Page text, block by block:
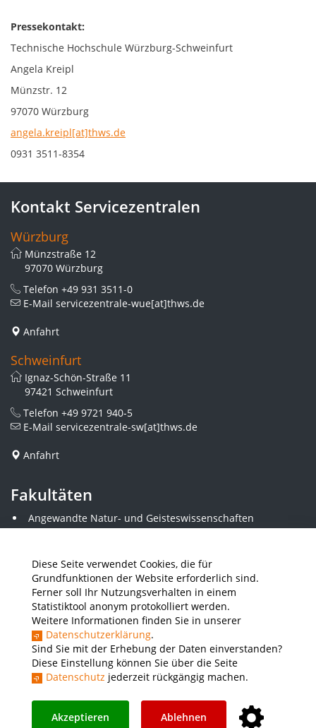
Diese Seite verwendet Cookies, die für
Grundfunktionen der Website erforderlich sind.
Ferner soll Ihr Nutzungsverhalten in einem
Statistiktool anonym protokolliert werden.
Weitere Informationen finden Sie in unserer
Datenschutzerklärung.
Sind Sie mit der Erhebung der Daten einverstanden?
Diese Einstellung können Sie über die Seite
Datenschutz jederzeit rückgängig machen.
Akzeptieren Ablehnen
Pressekontakt:
Technische Hochschule Würzburg-Schweinfurt
Angela Kreipl
Münzstr. 12
97070 Würzburg
angela.kreipl[at]thws.de
0931 3511-8354
Kontakt Servicezentralen
Würzburg
Münzstraße 12
97070 Würzburg
Telefon +49 931 3511-0
E-Mail servicezentrale-wue[at]thws.de
Anfahrt
Schweinfurt
Ignaz-Schön-Straße 11
97421 Schweinfurt
Telefon +49 9721 940-5
E-Mail servicezentrale-sw[at]thws.de
Anfahrt
Fakultäten
Angewandte Natur- und Geisteswissenschaften
Angewandte Sozialwissenschaften
Elektrotechnik
Gestaltung
Informatik und Wirtschaftsinformatik
Kunststofftechnik und Vermessung
Maschinenbau
THWS Business School
Wirtschaftsingenieurwesen
Presse
Instagram YouTube LinkedIn